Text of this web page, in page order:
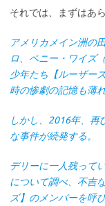
それでは、まずはあ
アメリカメイン洲の
ロ、ペニー・ワイズ
少年たち【ルーザー
時の惨劇の記憶も薄
しかし、2016年、再
な事件が続発する。
デリーに一人残って
について調べ、不吉
ズ】のメンバーを呼